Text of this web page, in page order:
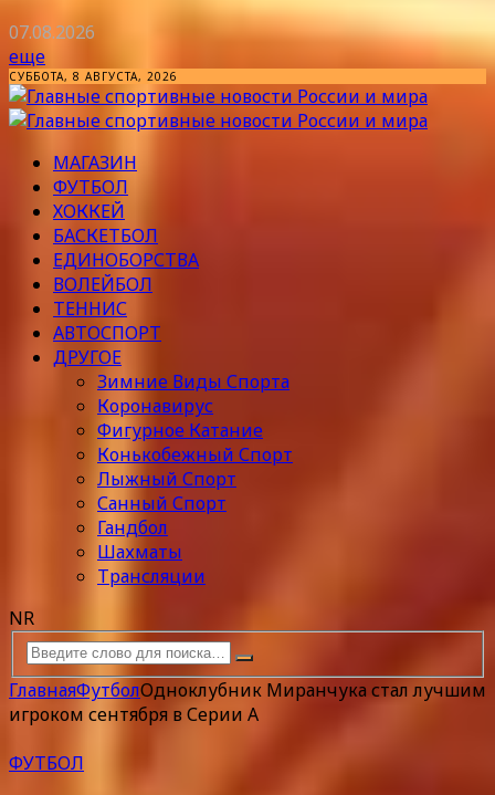
07.08.2026
еще
СУББОТА, 8 АВГУСТА, 2026
МАГАЗИН
ФУТБОЛ
ХОККЕЙ
БАСКЕТБОЛ
ЕДИНОБОРСТВА
ВОЛЕЙБОЛ
ТЕННИС
АВТОСПОРТ
ДРУГОЕ
Зимние Виды Спорта
Коронавирус
Фигурное Катание
Конькобежный Спорт
Лыжный Спорт
Санный Спорт
Гандбол
Шахматы
Трансляции
NR
ГлавнаяФутболОдноклубник Миранчука стал лучшим
игроком сентября в Серии А
ФУТБОЛ